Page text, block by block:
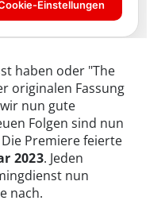
haben oder "The
originalen Fassung
nun gute
Folgen sind nun
Premiere feierte
2023. Jeden
nun
nach.